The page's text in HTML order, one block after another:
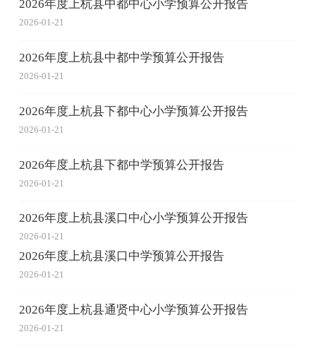
2026年度上杭县中都中心小学预算公开报告
2026-01-21
2026年度上杭县中都中学预算公开报告
2026-01-21
2026年度上杭县下都中心小学预算公开报告
2026-01-21
2026年度上杭县下都中学预算公开报告
2026-01-21
2026年度上杭县溪口中心小学预算公开报告
2026-01-21
2026年度上杭县溪口中学预算公开报告
2026-01-21
2026年度上杭县通贤中心小学预算公开报告
2026-01-21